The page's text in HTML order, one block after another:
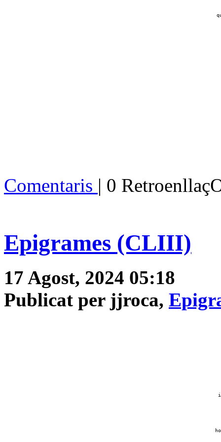
Comentaris | 0
Epigrames (CLIII)
17 Agost, 2024 05:18
Publicat per jjroca,
i